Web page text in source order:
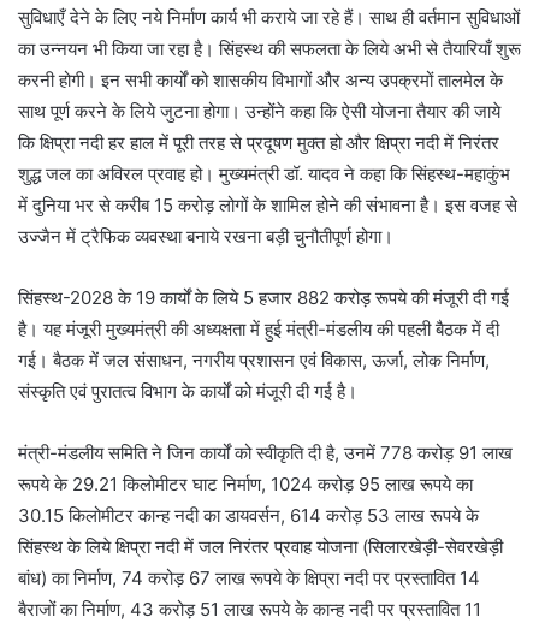
सुविधाएँ देने के लिए नये निर्माण कार्य भी कराये जा रहे हैं। साथ ही वर्तमान सुविधाओं
का उन्नयन भी किया जा रहा है। सिंहस्थ की सफलता के लिये अभी से तैयारियाँ शुरू
करनी होगी। इन सभी कार्यों को शासकीय विभागों और अन्य उपक्रमों तालमेल के
साथ पूर्ण करने के लिये जुटना होगा। उन्होंने कहा कि ऐसी योजना तैयार की जाये
कि क्षिप्रा नदी हर हाल में पूरी तरह से प्रदूषण मुक्त हो और क्षिप्रा नदी में निरंतर
शुद्ध जल का अविरल प्रवाह हो। मुख्यमंत्री डॉ. यादव ने कहा कि सिंहस्थ-महाकुंभ
में दुनिया भर से करीब 15 करोड़ लोगों के शामिल होने की संभावना है। इस वजह से
उज्जैन में ट्रैफिक व्यवस्था बनाये रखना बड़ी चुनौतीपूर्ण होगा।
सिंहस्थ-2028 के 19 कार्यों के लिये 5 हजार 882 करोड़ रूपये की मंजूरी दी गई
है। यह मंजूरी मुख्यमंत्री की अध्यक्षता में हुई मंत्री-मंडलीय की पहली बैठक में दी
गई। बैठक में जल संसाधन, नगरीय प्रशासन एवं विकास, ऊर्जा, लोक निर्माण,
संस्कृति एवं पुरातत्व विभाग के कार्यों को मंजूरी दी गई है।
मंत्री-मंडलीय समिति ने जिन कार्यों को स्वीकृति दी है, उनमें 778 करोड़ 91 लाख
रूपये के 29.21 किलोमीटर घाट निर्माण, 1024 करोड़ 95 लाख रूपये का
30.15 किलोमीटर कान्ह नदी का डायवर्सन, 614 करोड़ 53 लाख रूपये के
सिंहस्थ के लिये क्षिप्रा नदी में जल निरंतर प्रवाह योजना (सिलारखेड़ी-सेवरखेड़ी
बांध) का निर्माण, 74 करोड़ 67 लाख रूपये के क्षिप्रा नदी पर प्रस्तावित 14
बैराजों का निर्माण, 43 करोड़ 51 लाख रूपये के कान्ह नदी पर प्रस्तावित 11